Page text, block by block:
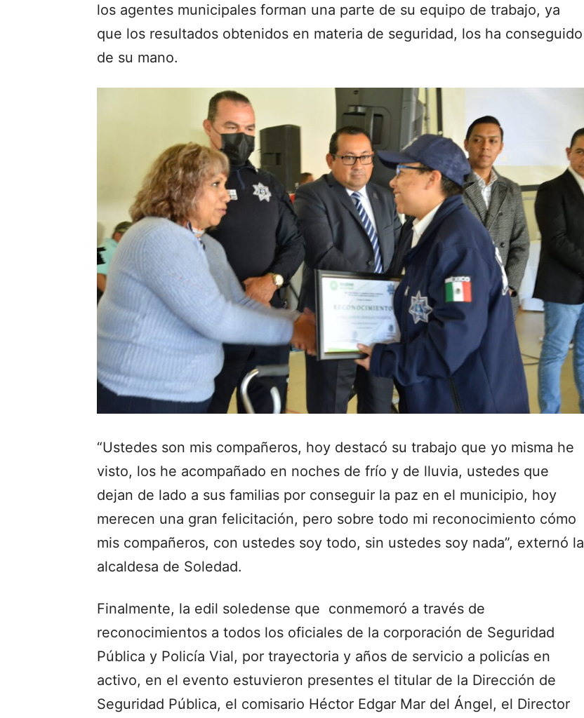
los agentes municipales forman una parte de su equipo de trabajo, ya
que los resultados obtenidos en materia de seguridad, los ha conseguido
de su mano.
“Ustedes son mis compañeros, hoy destacó su trabajo que yo misma he
visto, los he acompañado en noches de frío y de lluvia, ustedes que
dejan de lado a sus familias por conseguir la paz en el municipio, hoy
merecen una gran felicitación, pero sobre todo mi reconocimiento cómo
mis compañeros, con ustedes soy todo, sin ustedes soy nada”, externó la
alcaldesa de Soledad.
Finalmente, la edil soledense que conmemoró a través de
reconocimientos a todos los oficiales de la corporación de Seguridad
Pública y Policía Vial, por trayectoria y años de servicio a policías en
activo, en el evento estuvieron presentes el titular de la Dirección de
Seguridad Pública, el comisario Héctor Edgar Mar del Ángel, el Director